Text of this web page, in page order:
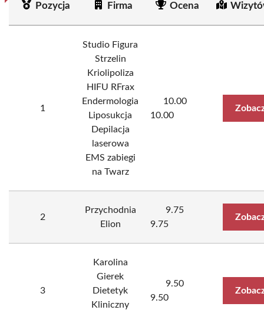
Pozycja Firma Ocena
1
Studio Figura
Strzelin
Kriolipoliza
HIFU RFrax
Endermologia
Liposukcja
Depilacja
laserowa
EMS zabiegi
na Twarz
10.00
10.00
2
Przychodnia
Elion
9.75
9.75
3
Karolina
Gierek
Dietetyk
Kliniczny
9.50
9.50